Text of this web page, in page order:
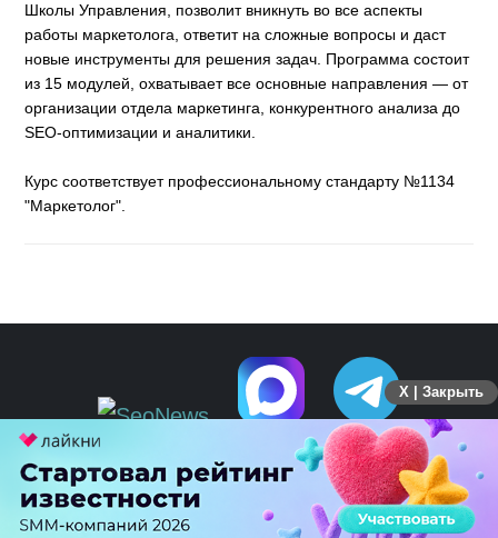
Школы Управления, позволит вникнуть во все аспекты
работы маркетолога, ответит на сложные вопросы и даст
новые инструменты для решения задач. Программа состоит
из 15 модулей, охватывает все основные направления — от
организации отдела маркетинга, конкурентного анализа до
SEO-оптимизации и аналитики.
Курс соответствует профессиональному стандарту №1134
"Маркетолог".
X | Закрыть
ПЕРЕЙТИ НА ПОЛНУЮ ВЕРСИЮ
© SEOnews.ru Все права защищены. 2026